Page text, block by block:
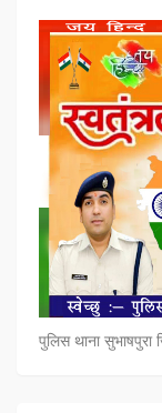
पुलिस थाना सुभाषपुरा